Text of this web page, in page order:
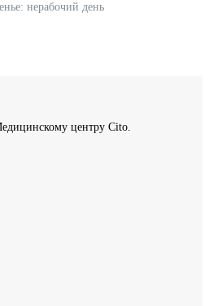
нерабочий день
центру Cito.